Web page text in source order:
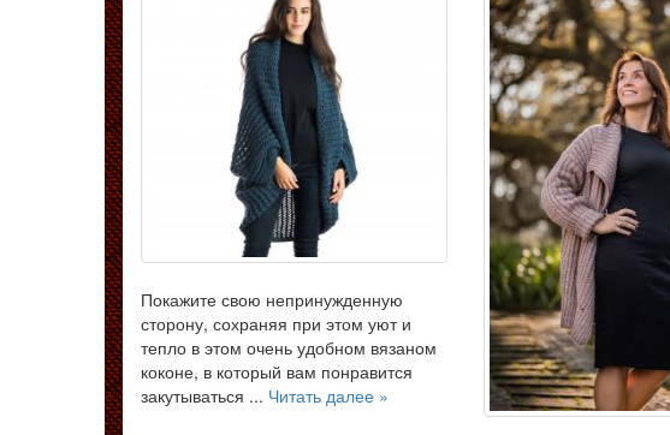
Покажите свою непринужденную
сторону, сохраняя при этом уют и
тепло в этом очень удобном вязаном
коконе, в который вам понравится
закутываться ... Читать далее »